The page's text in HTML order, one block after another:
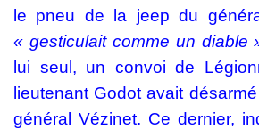
le pneu de la jeep du
« gesticulait comme un diable
lui seul, un convoi de
lieutenant Godot avait
général Vézinet. Ce dernier,